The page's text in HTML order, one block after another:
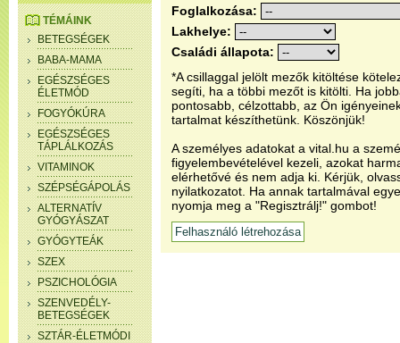
TÉMÁINK
BETEGSÉGEK
BABA-MAMA
EGÉSZSÉGES
ÉLETMÓD
FOGYÓKÚRA
EGÉSZSÉGES
TÁPLÁLKOZÁS
VITAMINOK
SZÉPSÉGÁPOLÁS
ALTERNATÍV
GYÓGYÁSZAT
GYÓGYTEÁK
SZEX
PSZICHOLÓGIA
SZENVEDÉLY-
BETEGSÉGEK
SZTÁR-ÉLETMÓDI
Foglalkozása:
Lakhelye:
Családi állapota:
*A csillaggal jelölt mezők kitöltése
segíti, ha a többi mezőt is kitölti. Ha
pontosabb, célzottabb, az Ön
tartalmat készíthetünk. Köszönjük!
A személyes adatokat a vital.hu a
figyelembevételével kezeli, azokat
elérhetővé és nem adja ki. Kérjük,
nyilatkozatot. Ha annak tartalmával
nyomja meg a "Regisztrálj!" gombot!